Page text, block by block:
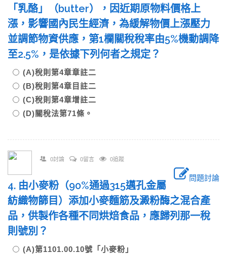
「乳酪」（butter），因近期原物料價格上
漲，影響國內民生經濟，為緩解物價上漲壓力
並調節物資供應，第1欄關稅稅率由5%機動調降
至2.5%，是依據下列何者之規定？
(A)稅則第4章章註二
(B)稅則第4章目註二
(C)稅則第4章增註二
(D)關稅法第71條。
0討論 0留言 0追蹤
問題討論
4. 由小麥粉（90%通過315邁孔金屬
紡織物篩目）添加小麥麵筋及澱粉酶之混合產
品，供製作各種不同烘焙食品，應歸列那一稅
則號別？
(A)第1101.00.10號「小麥粉」